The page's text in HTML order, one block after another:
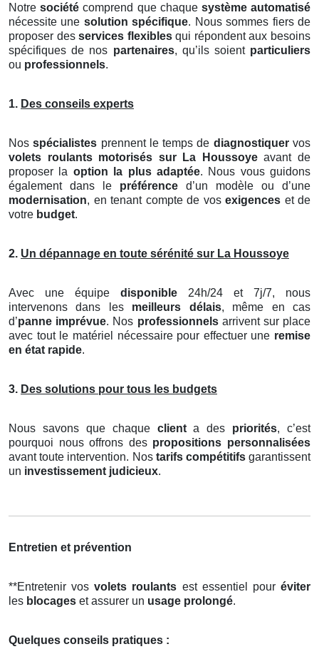
Notresociété comprend que chaque système automatisé
nécessite une solution spécifique. Nous sommes fiers de
proposer desservices flexiblesqui répondent aux besoins
spécifiques de nos partenaires, qu’ils soient particuliers
ou professionnels.
1. Des conseils experts
Nosspécialistes prennent le temps de diagnostiquervos
volets roulants motorisés sur La Houssoyeavant de
proposer la option la plus adaptée. Nous vous guidons
également dans le préférence d’un modèle ou d’une
modernisation, en tenant compte de vos exigences et de
votre budget.
2. Un dépannage en toute sérénité sur La Houssoye
Avec une équipe disponible 24h/24 et 7j/7, nous
intervenons dans les meilleurs délais, même en cas
d’panne imprévue. Nos professionnelsarrivent sur place
avec tout le matériel nécessaire pour effectuer une remise
en état rapide.
3. Des solutions pour tous les budgets
Nous savons que chaque clienta des priorités, c’est
pourquoi nous offrons des propositions personnalisées
avant toute intervention. Nos tarifs compétitifsgarantissent
un investissement judicieux.
Entretien et prévention
**Entretenir vosvolets roulants est essentiel pouréviter
les blocages et assurer un usage prolongé.
Quelques conseils pratiques :